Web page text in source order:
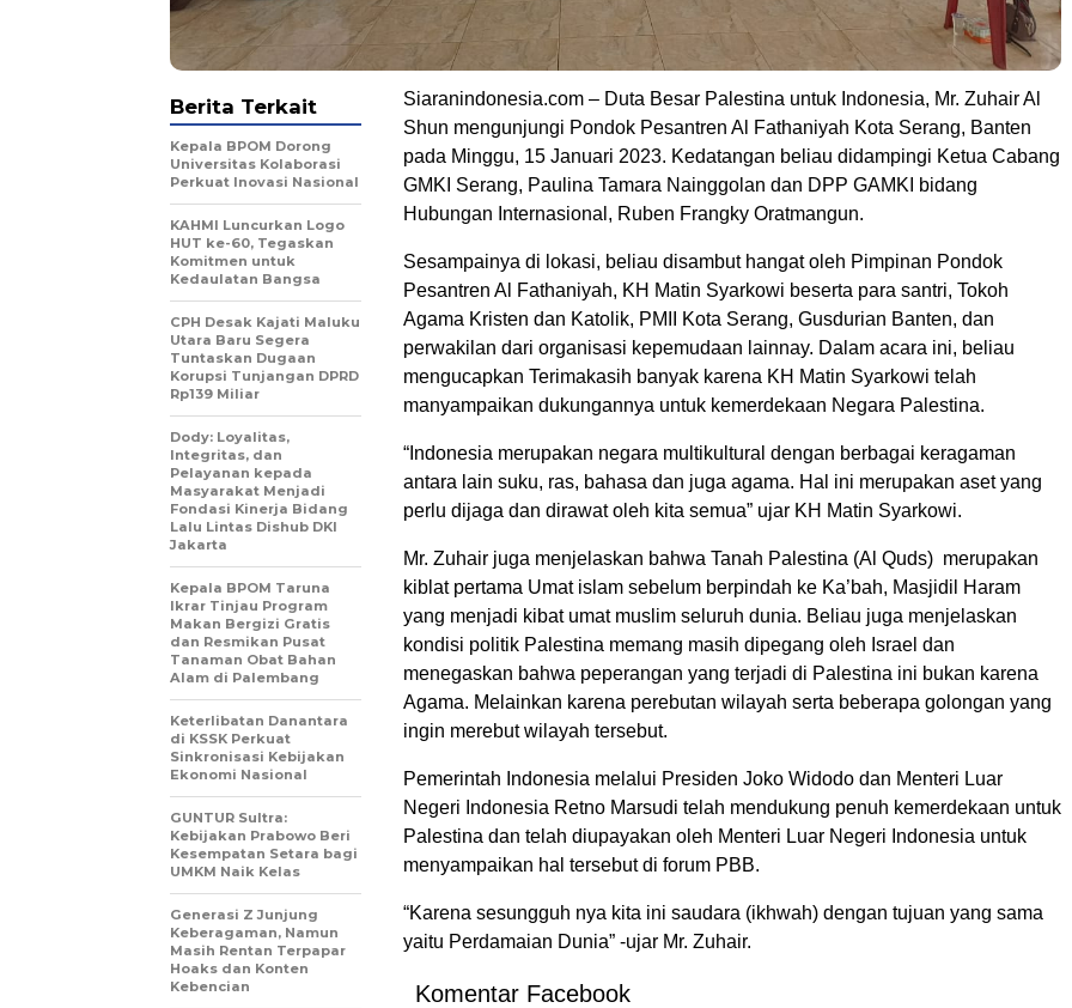
Siaranindonesia.com – Duta Besar Palestina untuk Indonesia, Mr. Zuhair Al
Shun mengunjungi Pondok Pesantren Al Fathaniyah Kota Serang, Banten
pada Minggu, 15 Januari 2023. Kedatangan beliau didampingi Ketua Cabang
GMKI Serang, Paulina Tamara Nainggolan dan DPP GAMKI bidang
Hubungan Internasional, Ruben Frangky Oratmangun.
Sesampainya di lokasi, beliau disambut hangat oleh Pimpinan Pondok
Pesantren Al Fathaniyah, KH Matin Syarkowi beserta para santri, Tokoh
Agama Kristen dan Katolik, PMII Kota Serang, Gusdurian Banten, dan
perwakilan dari organisasi kepemudaan lainnay. Dalam acara ini, beliau
mengucapkan Terimakasih banyak karena KH Matin Syarkowi telah
manyampaikan dukungannya untuk kemerdekaan Negara Palestina.
“Indonesia merupakan negara multikultural dengan berbagai keragaman
antara lain suku, ras, bahasa dan juga agama. Hal ini merupakan aset yang
perlu dijaga dan dirawat oleh kita semua” ujar KH Matin Syarkowi.
Mr. Zuhair juga menjelaskan bahwa Tanah Palestina (Al Quds) merupakan
kiblat pertama Umat islam sebelum berpindah ke Ka’bah, Masjidil Haram
yang menjadi kibat umat muslim seluruh dunia. Beliau juga menjelaskan
kondisi politik Palestina memang masih dipegang oleh Israel dan
menegaskan bahwa peperangan yang terjadi di Palestina ini bukan karena
Agama. Melainkan karena perebutan wilayah serta beberapa golongan yang
ingin merebut wilayah tersebut.
Pemerintah Indonesia melalui Presiden Joko Widodo dan Menteri Luar
Negeri Indonesia Retno Marsudi telah mendukung penuh kemerdekaan untuk
Palestina dan telah diupayakan oleh Menteri Luar Negeri Indonesia untuk
menyampaikan hal tersebut di forum PBB.
“Karena sesungguh nya kita ini saudara (ikhwah) dengan tujuan yang sama
yaitu Perdamaian Dunia” -ujar Mr. Zuhair.
Komentar Facebook
Berita Terkait
Kepala BPOM Dorong
Universitas Kolaborasi
Perkuat Inovasi Nasional
KAHMI Luncurkan Logo
HUT ke-60, Tegaskan
Komitmen untuk
Kedaulatan Bangsa
CPH Desak Kajati Maluku
Utara Baru Segera
Tuntaskan Dugaan
Korupsi Tunjangan DPRD
Rp139 Miliar
Dody: Loyalitas,
Integritas, dan
Pelayanan kepada
Masyarakat Menjadi
Fondasi Kinerja Bidang
Lalu Lintas Dishub DKI
Jakarta
Kepala BPOM Taruna
Ikrar Tinjau Program
Makan Bergizi Gratis
dan Resmikan Pusat
Tanaman Obat Bahan
Alam di Palembang
Keterlibatan Danantara
di KSSK Perkuat
Sinkronisasi Kebijakan
Ekonomi Nasional
GUNTUR Sultra:
Kebijakan Prabowo Beri
Kesempatan Setara bagi
UMKM Naik Kelas
Generasi Z Junjung
Keberagaman, Namun
Masih Rentan Terpapar
Hoaks dan Konten
Kebencian